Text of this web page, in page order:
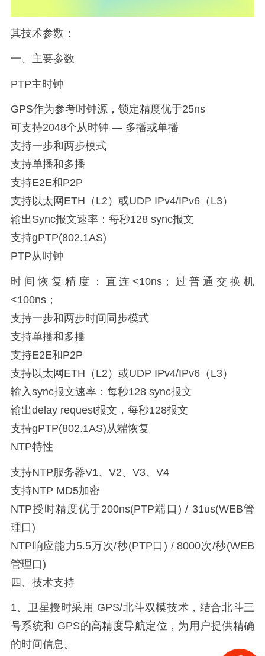
其技术参数：
一、主要参数
PTP主时钟
GPS作为参考时钟源，锁定精度优于25ns
可支持2048个从时钟 — 多播或单播
支持一步和两步模式
支持单播和多播
支持E2E和P2P
支持以太网ETH（L2）或UDP IPv4/IPv6（L3）
输出Sync报文速率：每秒128 sync报文
支持gPTP(802.1AS)
PTP从时钟
时间恢复精度：直连<10ns；过普通交换机
<100ns；
支持一步和两步时间同步模式
支持单播和多播
支持E2E和P2P
支持以太网ETH（L2）或UDP IPv4/IPv6（L3）
输入sync报文速率：每秒128 sync报文
输出delay request报文，每秒128报文
支持gPTP(802.1AS)从端恢复
NTP特性
支持NTP服务器V1、V2、V3、V4
支持NTP MD5加密
NTP授时精度优于200ns(PTP端口) / 31us(WEB管
理口)
NTP响应能力5.5万次/秒(PTP口) / 8000次/秒(WEB
管理口)
四、技术支持
1、卫星授时采用 GPS/北斗双模技术，结合北斗三
号系统和 GPS的高精度导航定位，为用户提供精确
的时间信息。